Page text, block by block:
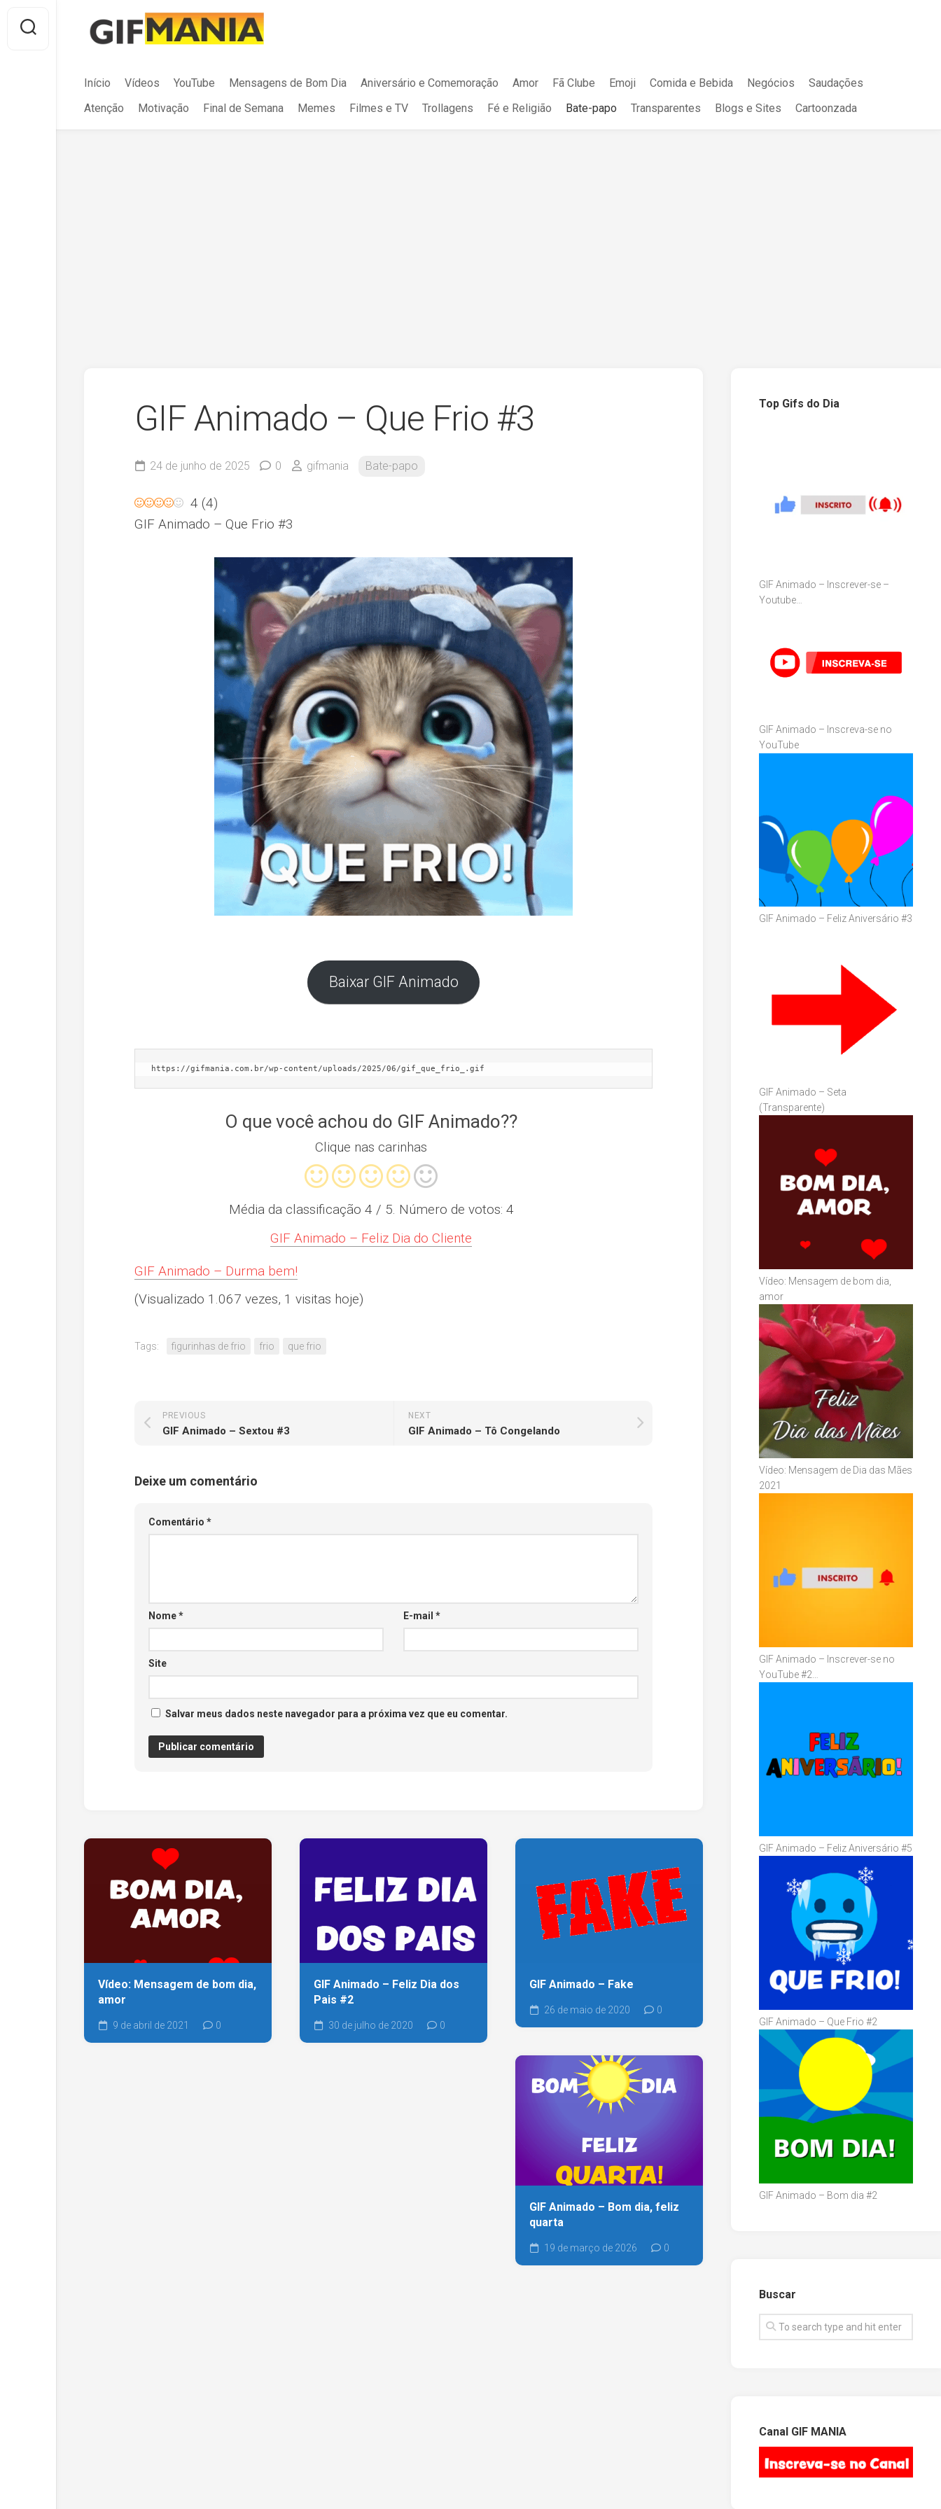
content
Início Vídeos YouTube Mensagens de Bom Dia Aniversário e Comemoração Amor Fã Clube Emoji Comida e Bebida Negócios
Saudações
Atenção
Motivação Final de Semana Memes Filmes e TV Trollagens Fé e Religião Bate-papo Transparentes Blogs e Sites Cartoonzada
GIF Animado – Que Frio #3
24 de junho de 2025 0 gifmania Bate-papo
4 (4)
GIF Animado – Que Frio #3
Baixar GIF Animado
https://gifmania.com.br/wp-content/uploads/2025/06/gif_que_frio_.gif
O que você achou do GIF Animado??
Clique nas carinhas
Média da classificação 4 / 5. Número de votos: 4
GIF Animado – Feliz Dia do Cliente
GIF Animado – Durma bem!
(Visualizado 1.067 vezes, 1 visitas hoje)
Tags: figurinhas de frio frio que frio
NEXT
GIF Animado – Tô Congelando
PREVIOUS
GIF Animado – Sextou #3
Deixe um comentário
Comentário *
Nome* E-mail *
Site
Salvar meus dados neste navegador para a próxima vez que eu comentar.
Vídeo: Mensagem de bom dia,
amor
9 de abril de 2021 0
GIF Animado – Feliz Dia dos
Pais #2
30 de julho de 2020 0
GIF Animado – Fake
26 de maio de 2020 0
GIF Animado – Bom dia, feliz
quarta
19 de março de 2026 0
Top Gifs do Dia
GIF Animado – Inscrever-se –
Youtube…
GIF Animado – Inscreva-se no
YouTube
GIF Animado – Feliz Aniversário #3
GIF Animado – Seta
(Transparente)
Vídeo: Mensagem de bom dia,
amor
Vídeo: Mensagem de Dia das Mães
2021
GIF Animado – Inscrever-se no
YouTube #2…
GIF Animado – Feliz Aniversário #5
GIF Animado – Que Frio #2
GIF Animado – Bom dia #2
Buscar
Canal GIF MANIA